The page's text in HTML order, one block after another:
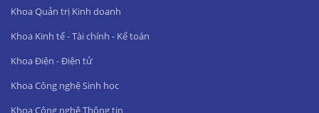
Khoa Quản trị Kinh doanh
Khoa Kinh tế - Tài chính - Kế toán
Khoa Điện - Điện tử
Khoa Công nghệ Sinh học
Khoa Công nghệ Thông tin